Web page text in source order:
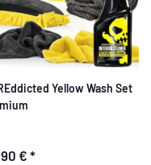
Yellow Wash Set
€ *